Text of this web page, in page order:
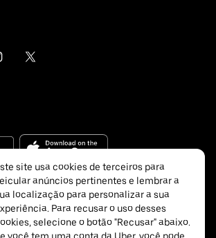
Inc.
site usa cookies de terceiros para
anúncios pertinentes e lembrar a
localização para personalizar a sua
Para recusar o uso desses
selecione o botão "Recusar" abaixo.